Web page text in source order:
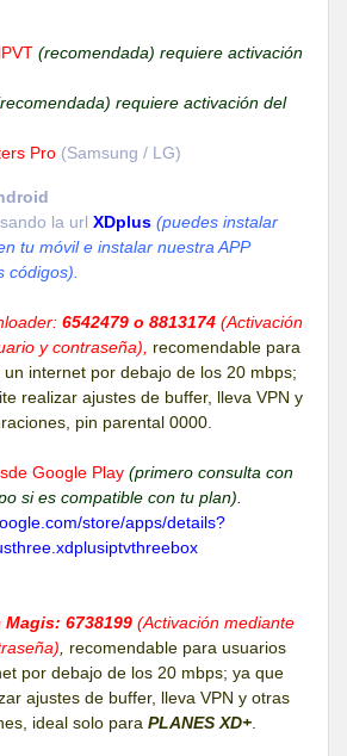
(recomendada) requiere activación
requiere activación del
Pro (Samsung / LG)
la url XDplus (puedes instalar
tu móvil e instalar nuestra APP
códigos).
6542479 o 8813174 (Activación
y contraseña), recomendable para
internet por debajo de los 20 mbps;
realizar ajustes de buffer, lleva VPN y
pin parental 0000.
Google Play (primero consulta con
si es compatible con tu plan).
store/apps/details?
Magis: 6738199 (Activación mediante
recomendable para usuarios
por debajo de los 20 mbps; ya que
ajustes de buffer, lleva VPN y otras
ideal solo para PLANES XD+